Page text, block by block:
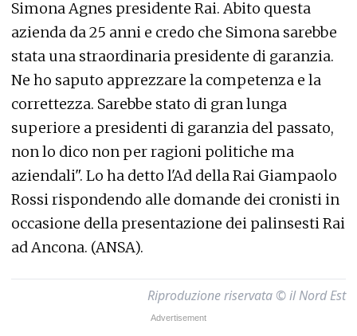
Simona Agnes presidente Rai. Abito questa
azienda da 25 anni e credo che Simona sarebbe
stata una straordinaria presidente di garanzia.
Ne ho saputo apprezzare la competenza e la
correttezza. Sarebbe stato di gran lunga
superiore a presidenti di garanzia del passato,
non lo dico non per ragioni politiche ma
aziendali". Lo ha detto l'Ad della Rai Giampaolo
Rossi rispondendo alle domande dei cronisti in
occasione della presentazione dei palinsesti Rai
ad Ancona. (ANSA).
Riproduzione riservata © il Nord Est